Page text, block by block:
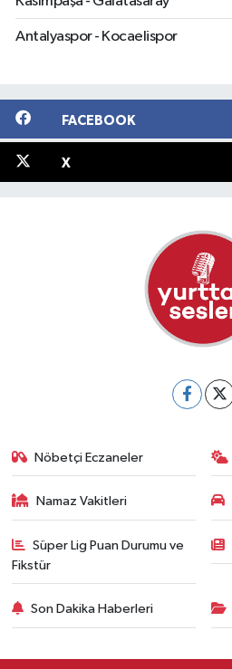
Antalyaspor - Kocaelispor
FACEBOOK
X
Nöbetçi Eczaneler
Namaz Vakitleri
Süper Lig Puan Durumu ve
Fikstür
Son Dakika Haberleri